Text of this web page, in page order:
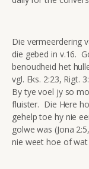
Die vermeerdering
die gebed in v.16.
benoudheid het
vgl. Eks. 2:23, Rigt.
By tye voel jy so
fluister. Die Here
gehelp toe hy nie
golwe was (Jona
nie weet hoe of